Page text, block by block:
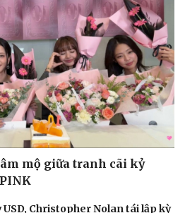
Giải trí
Nghệ sĩ
Thời trang
Sao Việt
mộ giữa tranh cãi kỷ
USD, Christopher Nolan tái lập kỳ